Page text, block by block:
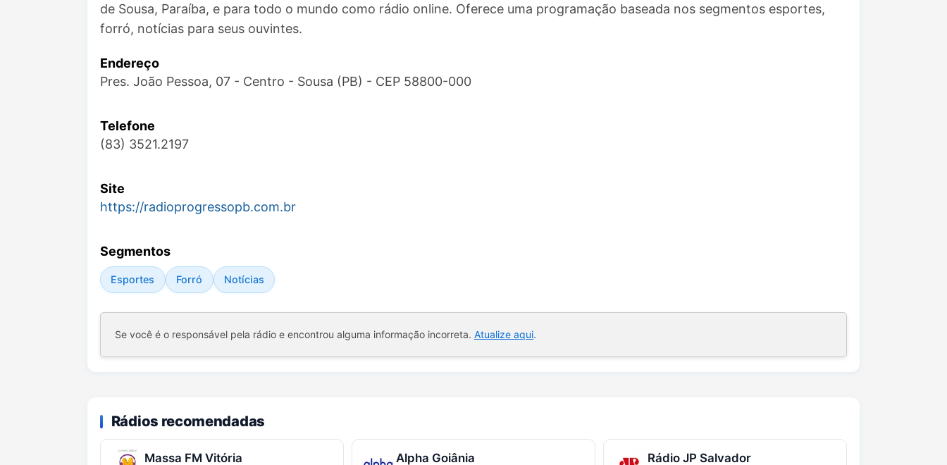
de Sousa, Paraíba, e para todo o mundo como rádio online. Oferece uma programação baseada nos segmentos esportes,
forró, notícias para seus ouvintes.
Endereço
Pres. João Pessoa, 07 - Centro - Sousa (PB) - CEP 58800-000
Telefone
(83) 3521.2197
Site
https://radioprogressopb.com.br
Segmentos
Esportes Forró Notícias
Se você é o responsável pela rádio e encontrou alguma informação incorreta. Atualize aqui.
Rádios recomendadas
Massa FM Vitória Alpha Goiânia Rádio JP Salvador